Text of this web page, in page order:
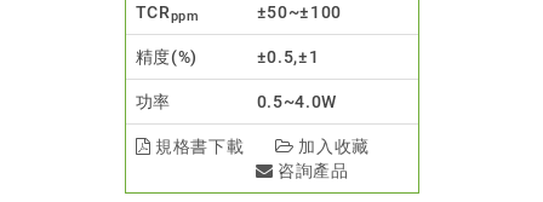
TCRppm ±50~±100
精度(%) ±0.5,±1
功率 0.5~4.0W
規格書下載
加入收藏
咨詢產品